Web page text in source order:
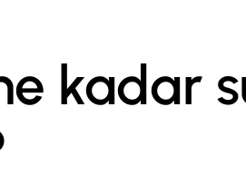
kadar